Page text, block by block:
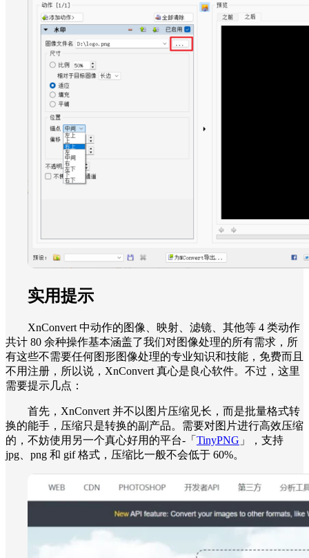
实用提示
XnConvert 中动作的图像、映射、滤镜、其他等 4 类动作
共计 80 余种操作基本涵盖了我们对图像处理的所有需求，所
有这些不需要任何图形图像处理的专业知识和技能，免费而且
不用注册，所以说，XnConvert 真心是良心软件。不过，这里
需要提示几点：
首先，XnConvert 并不以图片压缩见长，而是批量格式转
换的能手，压缩只是转换的副产品。需要对图片进行高效压缩
的，不妨使用另一个真心好用的平台-「 TinyPNG 」，支持
jpg、png 和 gif 格式，压缩比一般不会低于 60%。